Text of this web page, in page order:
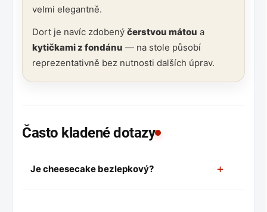
velmi elegantně.
Dort je navíc zdobený čerstvou mátou a
kytičkami z fondánu — na stole působí
reprezentativně bez nutnosti dalších úprav.
Často kladené dotazy
Je cheesecake bezlepkový? +